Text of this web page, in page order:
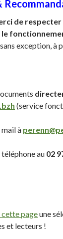
de
exception, à
(service
à
au 02
cette pageune
et lecteurs !